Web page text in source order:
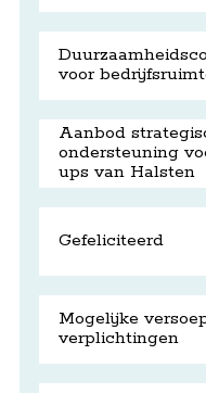
voor
Aanbod
ondersteuning
ups van Halsten
Gefeliciteerd
Mogelijke
verplichtingen